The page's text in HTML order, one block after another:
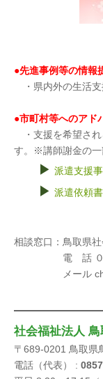
●先進事例等の情報
・県内外の生活支
●市町村等へのアド
・支援を希望され
す。※講師謝金の一
▶ 派遣支援
▶ 派遣依頼
相談窓口：鳥取県
電 話 ０８５７
メール
社会福祉法人
〒689-0201 鳥取県
電話（代表） :